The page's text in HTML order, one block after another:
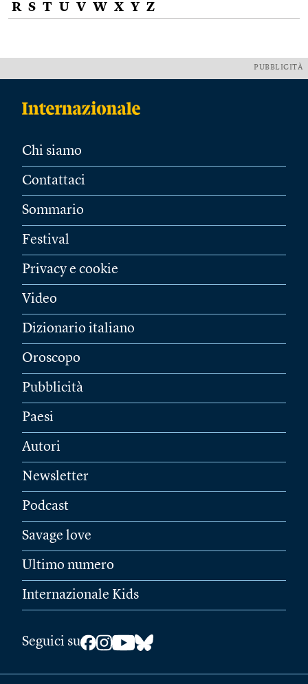
R S T U V W X Y Z
PUBBLICITÀ
Chi siamo
Contattaci
Sommario
Festival
Privacy e cookie
Video
Dizionario italiano
Oroscopo
Pubblicità
Paesi
Autori
Newsletter
Podcast
Savage love
Ultimo numero
Internazionale Kids
Seguici su